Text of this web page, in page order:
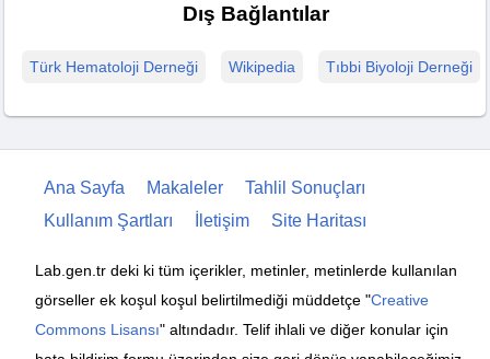
Dış Bağlantılar
Türk Hematoloji Derneği Wikipedia Tıbbi Biyoloji Derneği
Ana Sayfa Makaleler
Tahlil Sonuçları
Kullanım Şartları
İletişim Site Haritası
Lab.gen.tr deki ki tüm içerikler, metinler, metinlerde kullanılan
görseller ek koşul koşul belirtilmediği müddetçe "Creative
Commons Lisansı" altındadır. Telif ihlali ve diğer konular için